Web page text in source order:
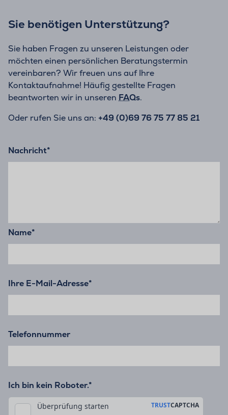
Sie benötigen Unterstützung?
Sie haben Fragen zu unseren Leistungen oder
möchten einen persönlichen Beratungstermin
vereinbaren? Wir freuen uns auf Ihre
Kontaktaufnahme! Häufig gestellte Fragen
beantworten wir in unseren FAQs.
Oder rufen Sie uns an: +49 (0)69 76 75 77 85 21
Nachricht*
Name*
Ihre E-Mail-Adresse*
Telefonnummer
Ich bin kein Roboter.*